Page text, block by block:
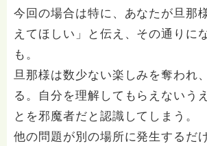
今回の場合は特に、あなたが旦那
えてほしい」と伝え、その通りに
も。
旦那様は数少ない楽しみを奪われ
る。自分を理解してもらえないう
とを邪魔者だと認識してしまう。
他の問題が別の場所に発生するだ